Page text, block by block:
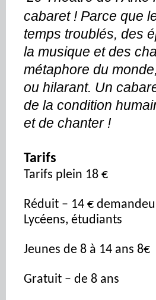
cabaret ! Parce que
temps troublés, des
la musique et des
métaphore du
ou hilarant. Un
de la condition
et de chanter !
Tarifs
Tarifs plein 18 €
Réduit – 14 €
Lycéens, étudiants
Jeunes de 8 à 14 ans 8€
Gratuit – de 8 ans